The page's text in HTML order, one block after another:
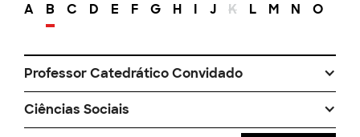
A B C D E F G H I J K L M N O
Professor Catedrático Convidado
Ciências Sociais